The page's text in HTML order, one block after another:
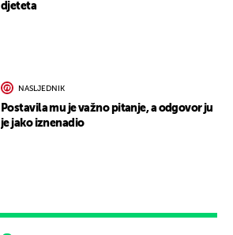
djeteta
NASLJEDNIK
Postavila mu je važno pitanje, a odgovor ju
je jako iznenadio